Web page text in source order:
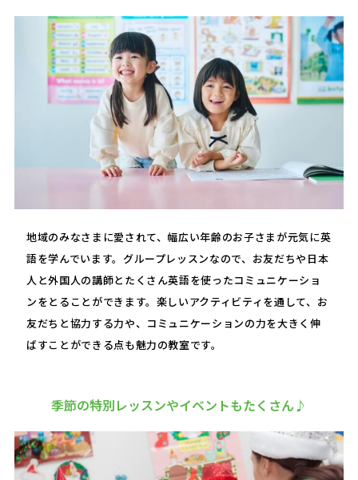
地域のみなさまに愛されて、幅広い年齢のお子さまが元気に英
語を学んでいます。グループレッスンなので、お友だちや日本
人と外国人の講師とたくさん英語を使ったコミュニケーショ
ンをとることができます。楽しいアクティビティを通して、お
友だちと協力する力や、コミュニケーションの力を大きく伸
ばすことができる点も魅力の教室です。
季節の特別レッスンやイベントもたくさん♪